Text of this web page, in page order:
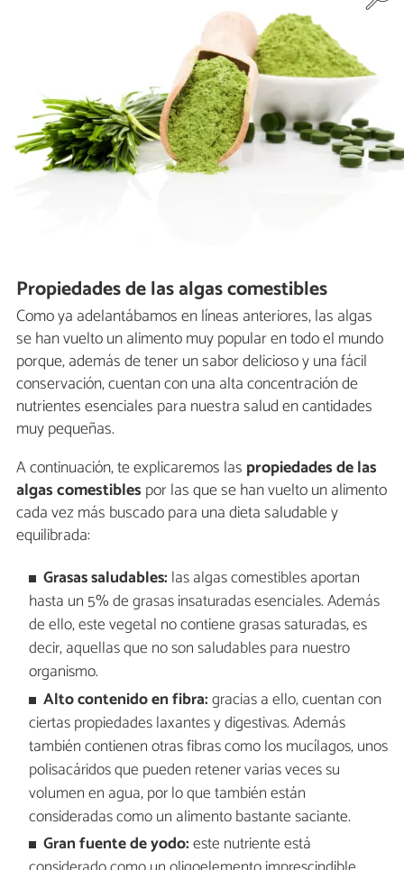
Propiedades de las algas comestibles
Como ya adelantábamos en líneas anteriores, las algas
se han vuelto un alimento muy popular en todo el mundo
porque, además de tener un sabor delicioso y una fácil
conservación, cuentan con una alta concentración de
nutrientes esenciales para nuestra salud en cantidades
muy pequeñas.
A continuación, te explicaremos las propiedades de las
algas comestibles por las que se han vuelto un alimento
cada vez más buscado para una dieta saludable y
equilibrada:
Grasas saludables: las algas comestibles aportan
hasta un 5% de grasas insaturadas esenciales. Además
de ello, este vegetal no contiene grasas saturadas, es
decir, aquellas que no son saludables para nuestro
organismo.
Alto contenido en fibra:gracias a ello, cuentan con
ciertas propiedades laxantes y digestivas. Además
también contienen otras fibras como los mucílagos, unos
polisacáridos que pueden retener varias veces su
volumen en agua, por lo que también están
consideradas como un alimento bastante saciante.
Gran fuente de yodo:este nutriente está